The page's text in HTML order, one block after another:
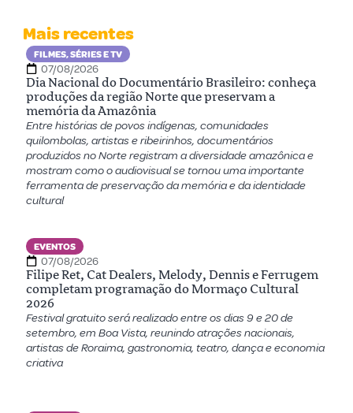
Mais recentes
FILMES, SÉRIES E TV
07/08/2026
Dia Nacional do Documentário Brasileiro: conheça
produções da região Norte que preservam a
memória da Amazônia
Entre histórias de povos indígenas, comunidades
quilombolas, artistas e ribeirinhos, documentários
produzidos no Norte registram a diversidade amazônica e
mostram como o audiovisual se tornou uma importante
ferramenta de preservação da memória e da identidade
cultural
EVENTOS
07/08/2026
Filipe Ret, Cat Dealers, Melody, Dennis e Ferrugem
completam programação do Mormaço Cultural
2026
Festival gratuito será realizado entre os dias 9 e 20 de
setembro, em Boa Vista, reunindo atrações nacionais,
artistas de Roraima, gastronomia, teatro, dança e economia
criativa